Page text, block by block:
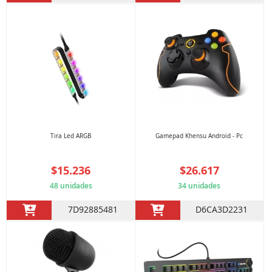
Tira Led ARGB
$15.236
48 unidades
7D92885481
Gamepad Khensu Android - Pc
$26.617
34 unidades
D6CA3D2231